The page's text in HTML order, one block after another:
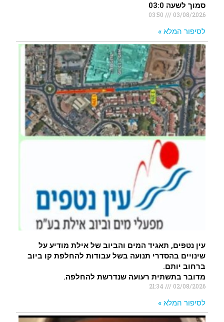
סמוך לשעה 03:0
03/08/2026
לסיפור המלא »
עין נטפים, תאגיד המים והביוב של אילת מודיע על
שינויים בהסדרי תנועה בשל עבודות להחלפת קו ביוב
ברחוב יותם.
מדובר בתשתית רעועה שנדרשת להחלפה.
02/08/2026
לסיפור המלא »